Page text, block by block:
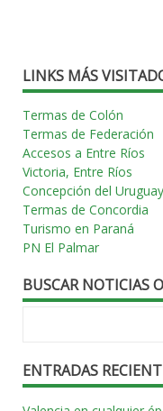
LINKS MÁS
Termas de Colón
Termas de Federación
Accesos a Entre Ríos
Victoria, Entre Ríos
Concepción del Uruguay
Termas de Concordia
Turismo en Paraná
PN El Palmar
BUSCAR NOTICIAS
ENTRADAS